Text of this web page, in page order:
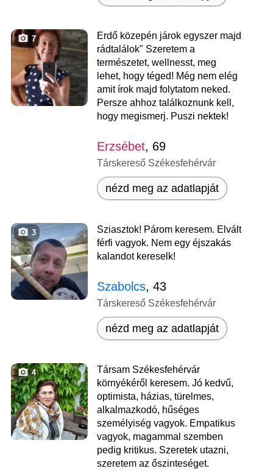
7
Erdő közepén járok egyszer majd
rádtalálok" Szeretem a
természetet, wellnesst, meg
lehet, hogy téged! Még nem elég
amit írok majd folytatom neked.
Persze ahhoz találkoznunk kell,
hogy megismerj. Puszi nektek!
Erzsébet, 69
Társkereső Székesfehérvár
nézd meg az adatlapját
3
Sziasztok! Párom keresem. Elvált
férfi vagyok. Nem egy éjszakás
kalandot kereselk!
Szabolcs, 43
Társkereső Székesfehérvár
nézd meg az adatlapját
4
Társam Székesfehérvár
környékéről keresem. Jó kedvű,
optimista, házias, türelmes,
alkalmazkodó, hűséges
személyiség vagyok. Empatikus
vagyok, magammal szemben
pedig kritikus. Szeretek utazni,
szeretem az őszinteséget.